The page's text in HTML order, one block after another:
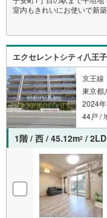
室内もきれいにお使いで新
プライベートの保たれた専
エクセレントシティ八王
京王線
東京都
2024年
44戸 /
1階 / 西 / 45.12m2 /